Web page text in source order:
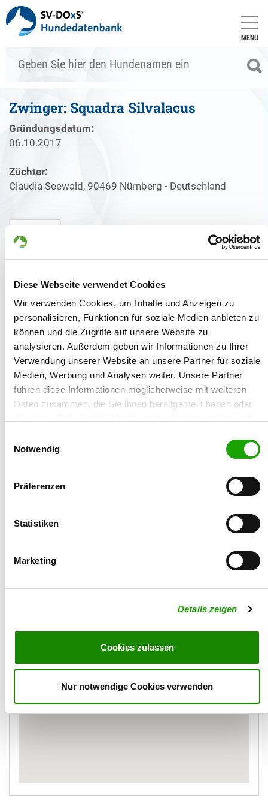
Diese Webseite verwendet Cookies
Wir verwenden Cookies, um Inhalte und Anzeigen zu
personalisieren, Funktionen für soziale Medien anbieten zu
können und die Zugriffe auf unsere Website zu
analysieren. Außerdem geben wir Informationen zu Ihrer
Verwendung unserer Website an unsere Partner für soziale
Medien, Werbung und Analysen weiter. Unsere Partner
führen diese Informationen möglicherweise mit weiteren
Daten zusammen, die Sie ihnen bereitgestellt haben oder
Sie unsere Webseite weiterhin nutzen.
Notwendig
Präferenzen
Statistiken
Marketing
Details zeigen
Cookies zulassen
Nur notwendige Cookies verwenden
MENU
Zwinger: Squadra Silvalacus
Gründungsdatum:
06.10.2017
Züchter:
Claudia Seewald, 90469 Nürnberg - Deutschland
Zwinger
06.10.2017
Züchtername:
Claudia Seewald
Straße/Nr.:
Worzeldorfer Str. 188
Deutschland
Mobil:
Email:
Karte